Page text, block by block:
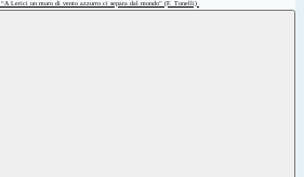
“A Lerici un muro di vento azzurro ci separa dal mondo” (F. Tonelli)